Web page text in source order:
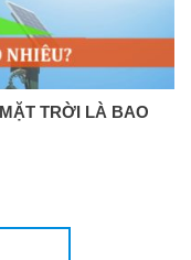
TRỜI LÀ BAO